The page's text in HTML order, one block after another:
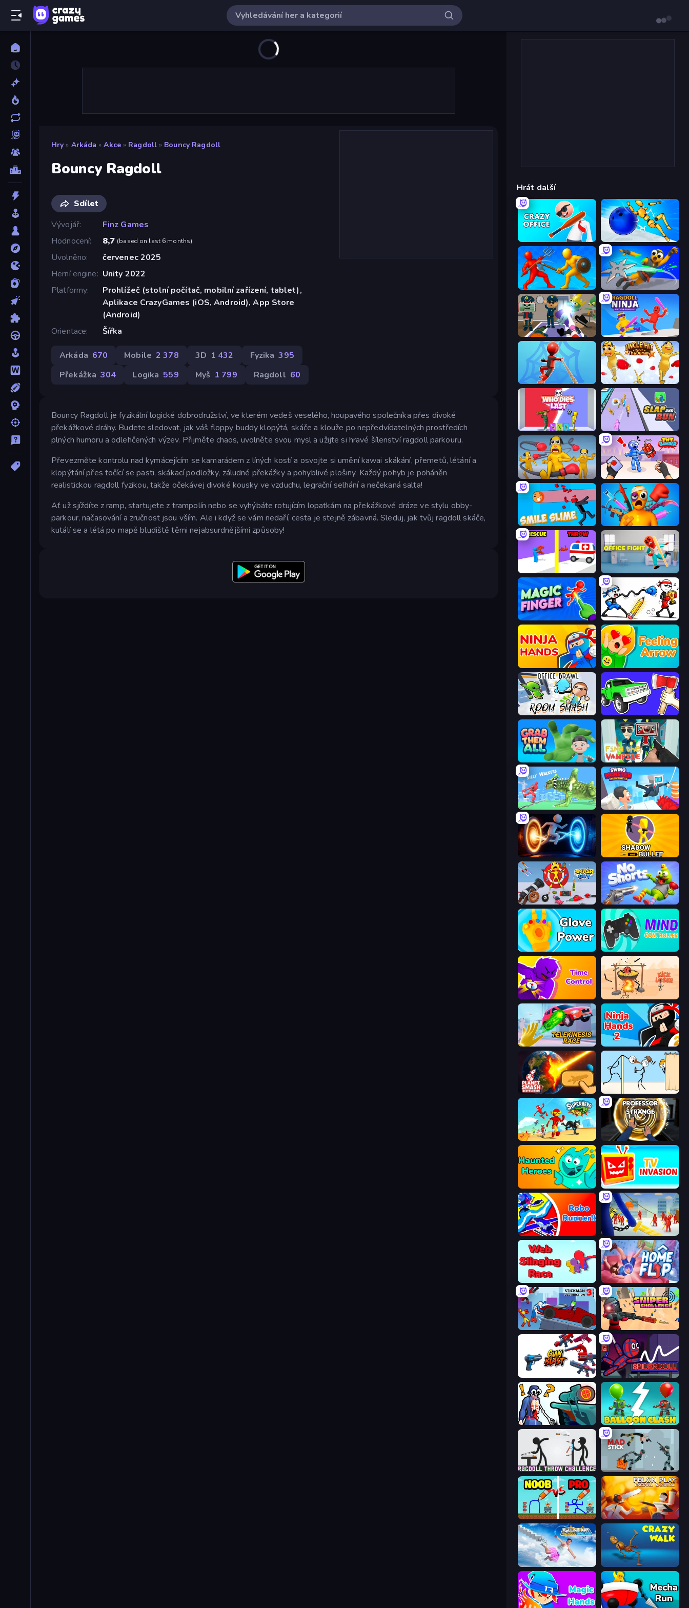
Hry » Arkáda » Akce » Ragdoll » Bouncy Ragdoll
Bouncy Ragdoll
Sdílet
Vývojář
Finz Games
Hodnocení
8,7 (based on last 6 months)
Uvolněno
červenec 2025
Herní engine
Unity 2022
Platformy
Prohlížeč (stolní počítač, mobilní zařízení, tablet),
Aplikace CrazyGames (iOS, Android), App Store
(Android)
Orientace
Šířka
Arkáda 670 Mobile 2 378 3D 1 432 Fyzika 395
Překážka 304 Logika 559 Myš 1 799 Ragdoll 60
Bouncy Ragdoll je fyzikální logické dobrodružství, ve kterém vedeš veselého, houpavého společníka přes divoké
překážkové dráhy. Budete sledovat, jak váš floppy buddy klopýtá, skáče a klouže po nepředvídatelných prostředích
plných humoru a odlehčených výzev. Přijměte chaos, uvolněte svou mysl a užijte si hravé šílenství ragdoll parkouru.
Převezměte kontrolu nad kymácejícím se kamarádem z líných kostí a osvojte si umění kawai skákání, přemetů, létání a
klopýtání přes točící se pasti, skákací podložky, záludné překážky a pohyblivé plošiny. Každý pohyb je poháněn
realistickou ragdoll fyzikou, takže očekávej divoké kousky ve vzduchu, legrační selhání a nečekaná salta!
Ať už sjíždíte z ramp, startujete z trampolín nebo se vyhýbáte rotujícím lopatkám na překážkové dráze ve stylu obby-
parkour, načasování a zručnost jsou vším. Ale i když se vám nedaří, cesta je stejně zábavná. Sleduj, jak tvůj ragdoll skáče,
kutálí se a létá po mapě bludiště těmi nejabsurdnějšími způsoby!
Hrát další
Crazy Office: Slap and Smash! Playground Man! Ragdoll Show!
Epic Sword Battle! Fight in Arena Ninja Swipe Strike
Find The Alien Ragdoll Ninja: Imposter Hero
Web Master Uncle Hit: Punch the Dummy
Who Dies Last? Slap and Run
Annoying Uncle Punch Game TNT Bomber
Smile Slime Fun Ragdoll Challenge!
Rescue Throw
Magic Finger 3D Doodle Smash
Ninja Hands Feeling Arrow
Office Brawl - Room Smash
Grab Them All Find the Vampire
Silly Walkers Swing Monster: Decisive Battle
Portal Escape Shadow Bullet
No Shorts
Glove Power Mind Controller
Time Control! Kick Loser
Telekinesis Race 3D Ninja Hands 2
Planet Smash Destruction Gomu Goman
Superhero Race! Professor Strange
Haunted Heroes TV Invasion
Robo Runner Slasher
Web Slinging Race Home Flip
Stickman Destruction 3 Heroes Sniper Challenge
SpiderDoll
Sniper Shot: Bullet Time Balloon Clash
Ragdoll Throw Challenge Mad Stick
DOP Noob: Draw to Save Felon Play: Ragdoll Sandbox
Falling Art Ragdoll Simulator Crazy Walk